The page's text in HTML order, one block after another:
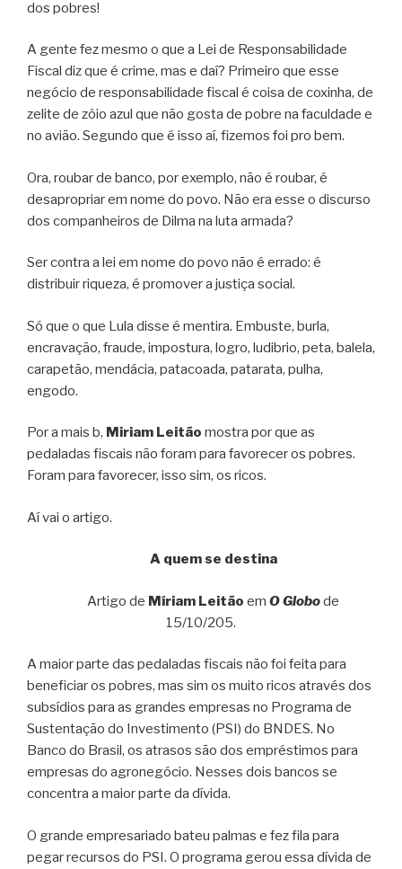
dos pobres!
A gente fez mesmo o que a Lei de Responsabilidade
Fiscal diz que é crime, mas e daí? Primeiro que esse
negócio de responsabilidade fiscal é coisa de coxinha, de
zelite de zôio azul que não gosta de pobre na faculdade e
no avião. Segundo que é isso aí, fizemos foi pro bem.
Ora, roubar de banco, por exemplo, não é roubar, é
desapropriar em nome do povo. Não era esse o discurso
dos companheiros de Dilma na luta armada?
Ser contra a lei em nome do povo não é errado: é
distribuir riqueza, é promover a justiça social.
Só que o que Lula disse é mentira. Embuste, burla,
encravação, fraude, impostura, logro, ludibrio, peta, balela,
carapetão, mendácia, patacoada, patarata, pulha,
engodo.
Por a mais b, Miriam Leitão mostra por que as
pedaladas fiscais não foram para favorecer os pobres.
Foram para favorecer, isso sim, os ricos.
Aí vai o artigo.
A quem se destina
Artigo de Míriam Leitão em O Globode
15/10/205.
A maior parte das pedaladas fiscais não foi feita para
beneficiar os pobres, mas sim os muito ricos através dos
subsídios para as grandes empresas no Programa de
Sustentação do Investimento (PSI) do BNDES. No
Banco do Brasil, os atrasos são dos empréstimos para
empresas do agronegócio. Nesses dois bancos se
concentra a maior parte da dívida.
O grande empresariado bateu palmas e fez fila para
pegar recursos do PSI. O programa gerou essa dívida de